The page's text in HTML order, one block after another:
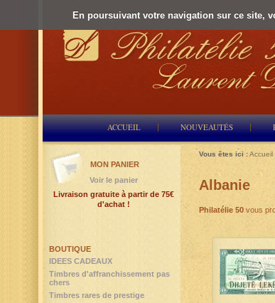
En poursuivant votre navigation sur ce site,
ACCUEIL NOUVEAUTÉS
Vous êtes ici :Accueil
Albanie
Philatélie 50 vous
BOUTIQUE
IDEES CADEAUX
Timbres d'affranchissement pas
chers
Timbres rares de prestige
MON PANIER
Voir le panier
Livraison gratuite à partir de 75€
d'achat !